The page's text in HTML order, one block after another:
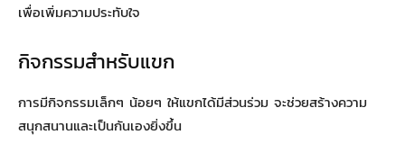
เพื่อเพิ่มความประทับใจ
กิจกรรมสำหรับแขก
การมีกิจกรรมเล็กๆ น้อยๆ ให้แขกได้มีส่วนร่วม จะช่วยสร้างความ
สนุกสนานและเป็นกันเองยิ่งขึ้น